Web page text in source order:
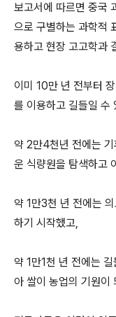
보고서에 따르면 중국
으로 구별하는 과학적
용하고 현장 고고학과
이미 10만 년 전부터
를 이용하고 길들일 수
약 2만4천년 전에는
운 식량원을 탐색하고
약 1만3천 년 전에는
하기 시작했고,
약 1만1천 년 전에는
아 쌀이 농업의 기원이